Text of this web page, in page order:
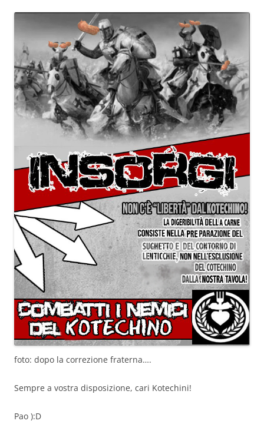
foto: dopo la correzione fraterna….
Sempre a vostra disposizione, cari Kotechini!
Pao ):D